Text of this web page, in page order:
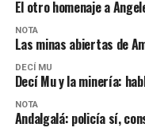
El otro homenaje a
NOTA
Las minas abiertas de
DECÍ MU
Decí Mu y la minería:
NOTA
Andalgalá: policía sí,